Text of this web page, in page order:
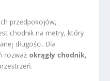
przedpokojów,
chodnik na metry, który
długości. Dla
rozważ okrągły chodnik,